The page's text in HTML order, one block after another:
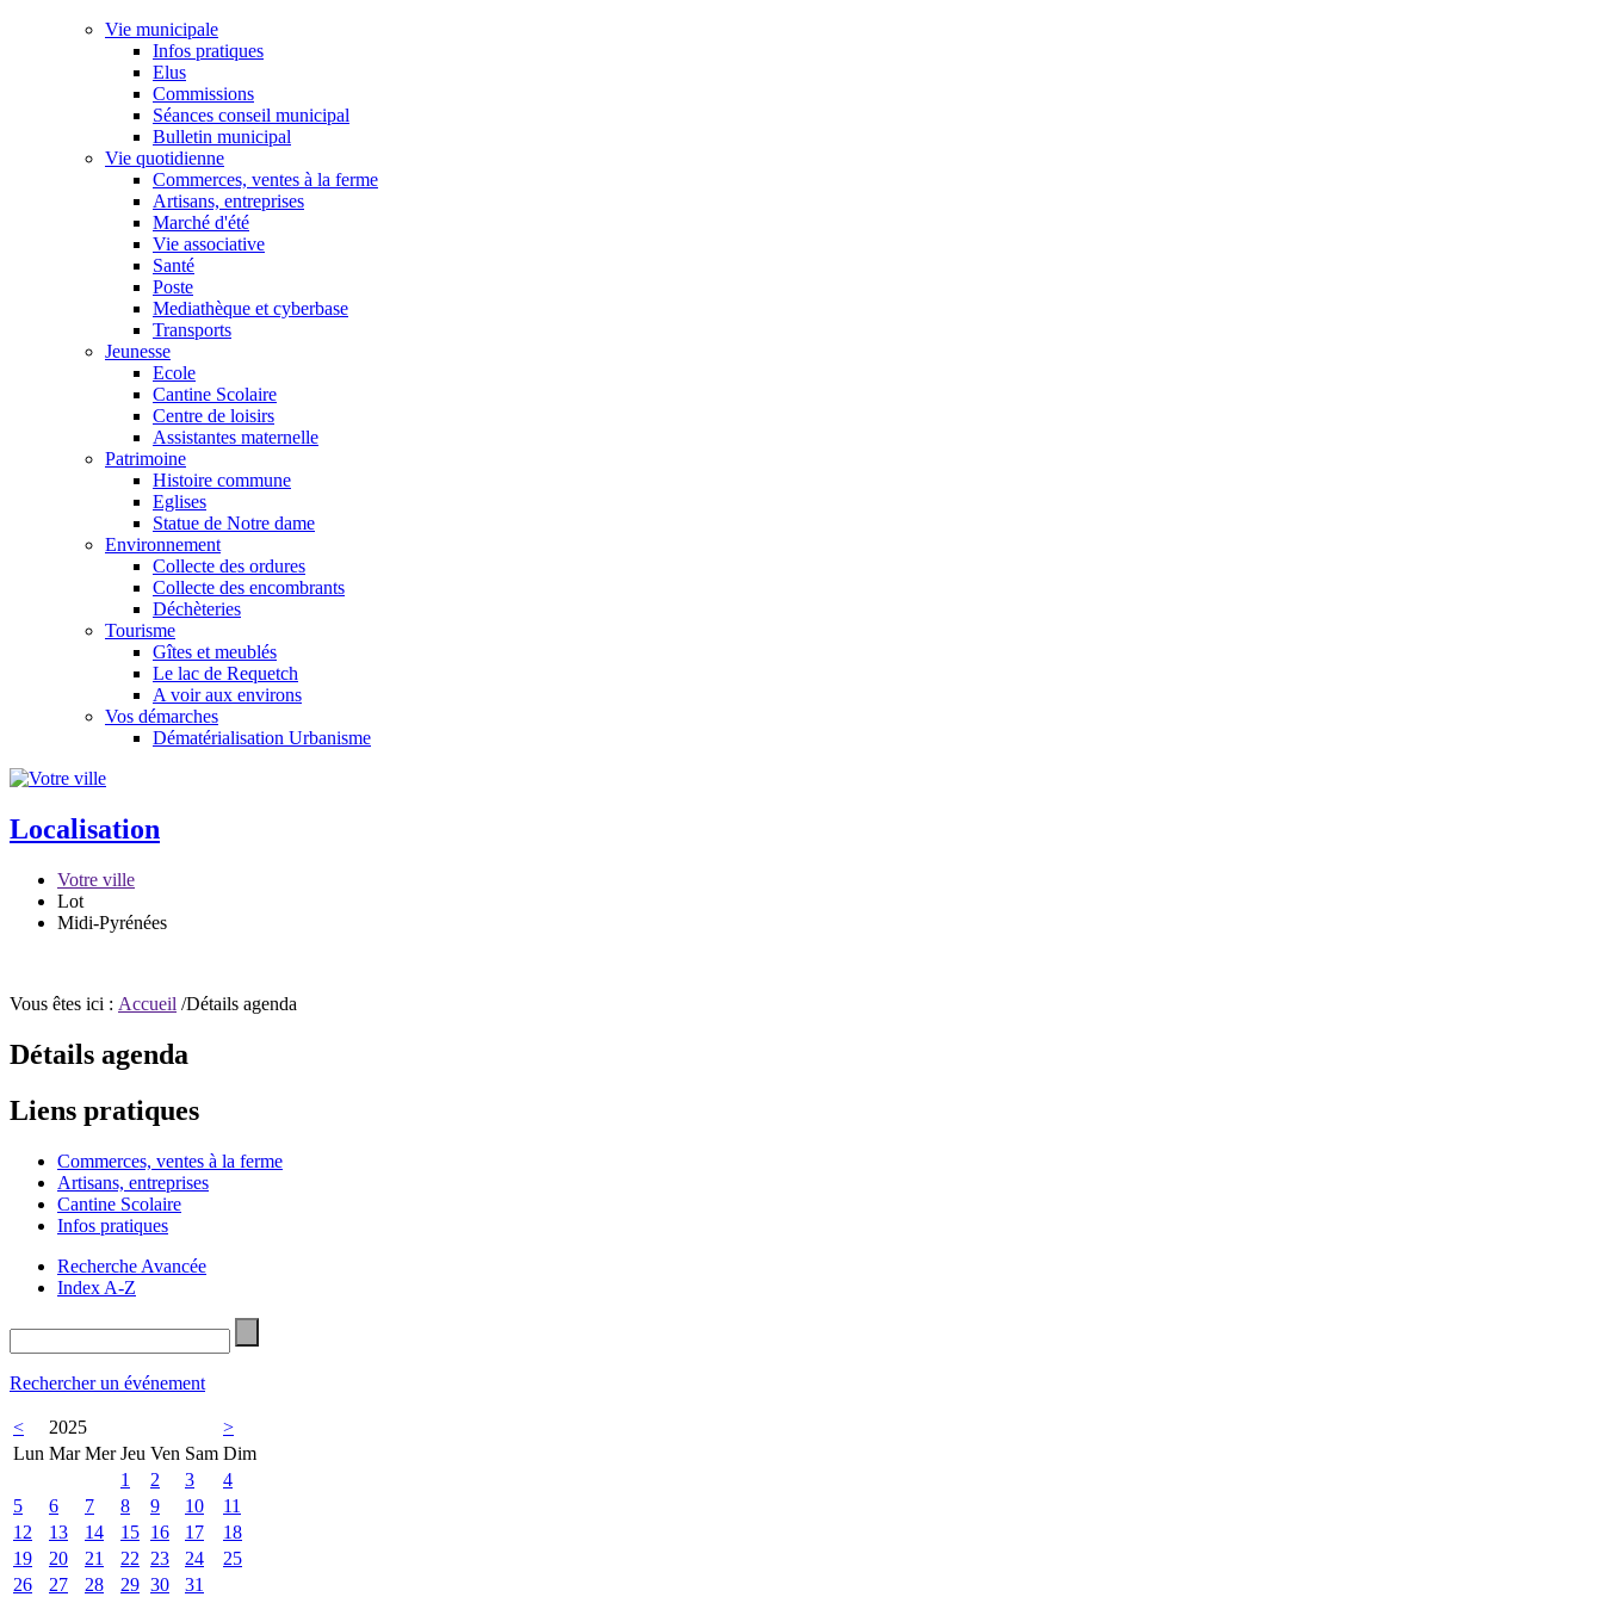
Vie municipale
Infos pratiques
Elus
Commissions
Séances conseil municipal
Bulletin municipal
Vie quotidienne
Commerces, ventes à la ferme
Artisans, entreprises
Marché d'été
Vie associative
Santé
Poste
Mediathèque et cyberbase
Transports
Jeunesse
Ecole
Cantine Scolaire
Centre de loisirs
Assistantes maternelle
Patrimoine
Histoire commune
Eglises
Statue de Notre dame
Environnement
Collecte des ordures
Collecte des encombrants
Déchèteries
Tourisme
Gîtes et meublés
Le lac de Requetch
A voir aux environs
Vos démarches
Dématérialisation Urbanisme
Localisation
Votre ville
Lot
Midi-Pyrénées
Vous êtes ici : Accueil /Détails agenda
Détails agenda
Liens pratiques
Commerces, ventes à la ferme
Artisans, entreprises
Cantine Scolaire
Infos pratiques
Recherche Avancée
Index A-Z
Rechercher un événement
< 2025
>
Lun Mar Mer Jeu Ven Sam Dim
1
2 3
4
5
6 7 8 9 10
11
12
13 14 15 16 17
18
19
20 21 22 23 24
25
26
27 28 29 30
31